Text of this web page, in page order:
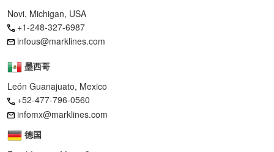
Novi, Michigan, USA
+1-248-327-6987
infous@marklines.com
墨西哥
León Guanajuato, Mexico
+52-477-796-0560
infomx@marklines.com
德国